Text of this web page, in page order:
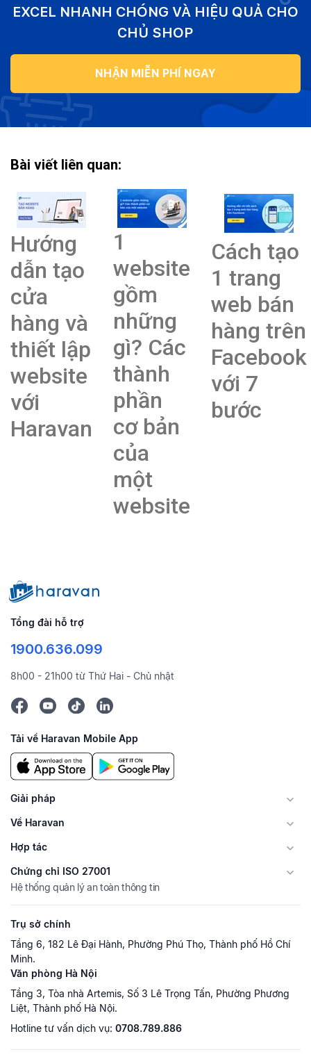
EXCEL NHANH CHÓNG VÀ HIỆU QUẢ CHO
CHỦ SHOP
NHẬN MIỄN PHÍ NGAY
Bài viết liên quan:
Hướng
dẫn tạo
cửa
hàng và
thiết lập
website
với
Haravan
1
website
gồm
những
gì? Các
thành
phần
cơ bản
của
một
website
Cách tạo
1 trang
web bán
hàng trên
Facebook
với 7
bước
Tổng đài hỗ trợ
1900.636.099
8h00 - 21h00 từ Thứ Hai - Chủ nhật
Tải về Haravan Mobile App
Giải pháp
Về Haravan
Hợp tác
Chứng chỉ ISO 27001
Hệ thống quản lý an toàn thông tin
Trụ sở chính
Tầng 6, 182 Lê Đại Hành, Phường Phú Thọ, Thành phố Hồ Chí
Minh.
Văn phòng Hà Nội
Tầng 3, Tòa nhà Artemis, Số 3 Lê Trọng Tấn, Phường Phương
Liệt, Thành phố Hà Nội.
Hotline tư vấn dịch vụ: 0708.789.886